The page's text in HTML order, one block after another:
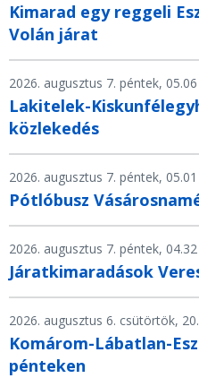
Kimarad egy reggeli
Volán járat
2026. augusztus 7. péntek, 05.06
Lakitelek-
közlekedés
2026. augusztus 7. péntek, 05.01
Pótlóbusz
2026. augusztus 7. péntek, 04.32
Járatkimaradások
2026. augusztus 6. csütörtök,
Komárom-Lábatlan-
pénteken